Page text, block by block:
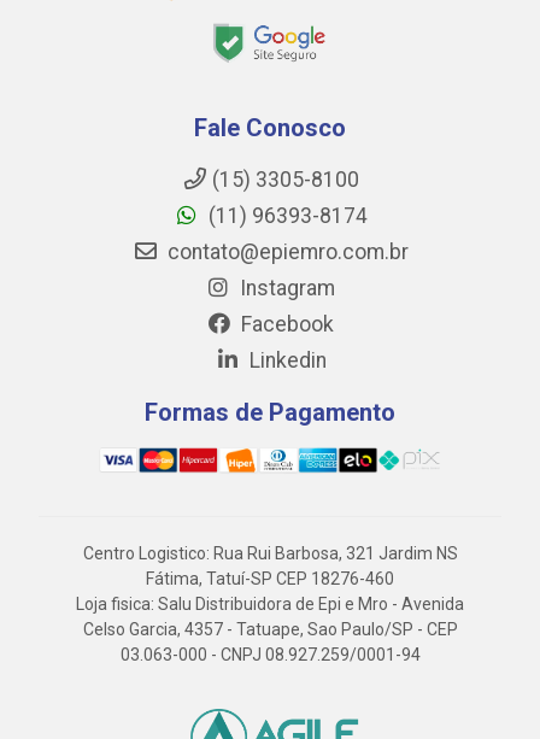
Fale Conosco
(15) 3305-8100
(11) 96393-8174
contato@epiemro.com.br
Instagram
Facebook
Linkedin
Formas de Pagamento
Centro Logistico: Rua Rui Barbosa, 321 Jardim NS
Fátima, Tatuí-SP CEP 18276-460
Loja fisica: Salu Distribuidora de Epi e Mro - Avenida
Celso Garcia, 4357 - Tatuape, Sao Paulo/SP - CEP
03.063-000 - CNPJ 08.927.259/0001-94